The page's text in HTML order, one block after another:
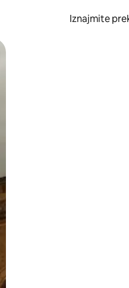
Iznajmite
po zaslonu.